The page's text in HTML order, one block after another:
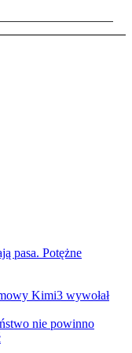
pasa. Potężne
Kimi3 wywołał
nie powinno